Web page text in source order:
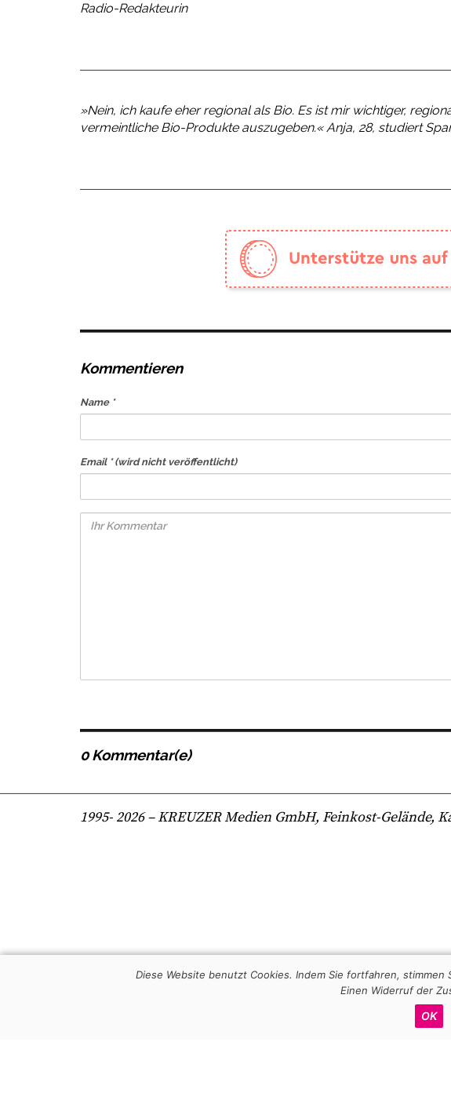
Radio-Redakteurin
»Nein, ich kaufe eher regional als Bio. Es ist mir wichtiger,
vermeintliche Bio-Produkte auszugeben.«Anja, 28, studiert
Kommentieren
Name *
Email *(wird nicht veröffentlicht)
0 Kommentar(e)
1995- 2026– KREUZER Medien GmbH, Feinkost-Gelände,
Diese Website benutzt Cookies. Indem Sie fortfahren,
Einen Widerruf der
OK